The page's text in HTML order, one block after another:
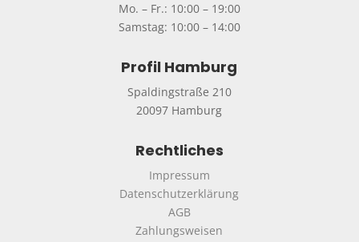
Mo. – Fr.: 10:00 – 19:00
Samstag: 10:00 – 14:00
Profil Hamburg
Spaldingstraße 210
20097 Hamburg
Rechtliches
Impressum
Datenschutzerklärung
AGB
Zahlungsweisen